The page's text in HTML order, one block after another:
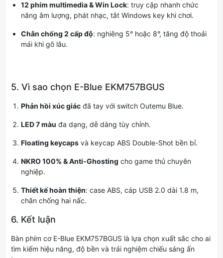
12 phím multimedia & Win Lock: truy cập nhanh chức
năng âm lượng, phát nhạc, tắt Windows key khi chơi.
Chân chống 2 cấp độ: nghiêng 5° hoặc 8°, tăng độ thoải
mái khi gõ lâu.
5. Vì sao chọn E-Blue EKM757BGUS
Phản hồi xúc giác đã tay với switch Outemu Blue.
LED 7 màu đa dạng, dễ dàng tùy chỉnh.
Floating keycaps và keycap ABS Double-Shot bền bỉ.
NKRO 100% & Anti-Ghosting cho game thủ chuyên
nghiệp.
Thiết kế hoàn thiện: case ABS, cáp USB 2.0 dài 1.8 m,
chân chống hai nấc.
6. Kết luận
Bàn phím cơ E-Blue EKM757BGUS là lựa chọn xuất sắc cho ai
tìm kiếm hiệu năng, độ bền và trải nghiệm chiếu sáng ấn